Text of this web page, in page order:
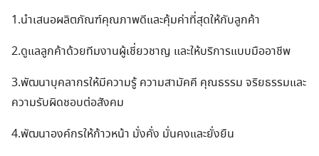
1.นำเสนอผลิตภัณฑ์คุณภาพดีและคุ้มค่าที่สุดให้กับลูกค้า
2.ดูแลลูกค้าด้วยทีมงานผู้เชี่ยวชาญ และให้บริการแบบมืออาชีพ
3.พัฒนาบุคลากรให้มีความรู้ ความสามัคคี คุณธรรม จริยธรรมและ
ความรับผิดชอบต่อสังคม
4.พัฒนาองค์กรให้ก้าวหน้า มั่งคั่ง มั่นคงและยั่งยืน